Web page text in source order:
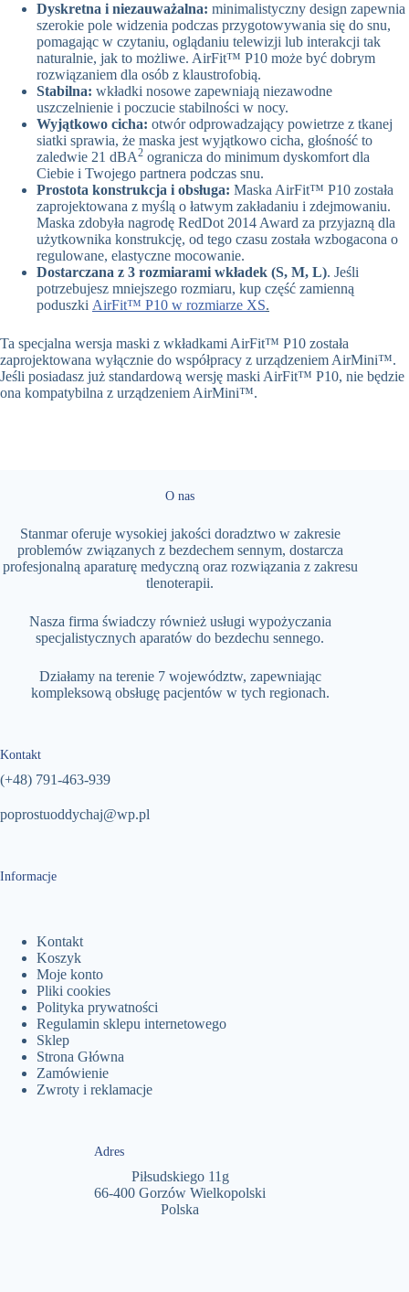
Dyskretna i niezauważalna: minimalistyczny design zapewnia
szerokie pole widzenia podczas przygotowywania się do snu,
pomagając w czytaniu, oglądaniu telewizji lub interakcji tak
naturalnie, jak to możliwe. AirFit™ P10 może być dobrym
rozwiązaniem dla osób z klaustrofobią.
Stabilna: wkładki nosowe zapewniają niezawodne
uszczelnienie i poczucie stabilności w nocy.
Wyjątkowo cicha: otwór odprowadzający powietrze z tkanej
siatki sprawia, że maska jest wyjątkowo cicha, głośność to
zaledwie 21 dBA2 ogranicza do minimum dyskomfort dla
Ciebie i Twojego partnera podczas snu.
Prostota konstrukcja i obsługa: Maska AirFit™ P10 została
zaprojektowana z myślą o łatwym zakładaniu i zdejmowaniu.
Maska zdobyła nagrodę RedDot 2014 Award za przyjazną dla
użytkownika konstrukcję, od tego czasu została wzbogacona o
regulowane, elastyczne mocowanie.
Dostarczana z 3 rozmiarami wkładek (S, M, L). Jeśli
potrzebujesz mniejszego rozmiaru, kup część zamienną
poduszki AirFit™ P10 w rozmiarze XS.
Ta specjalna wersja maski z wkładkami AirFit™ P10 została
zaprojektowana wyłącznie do współpracy z urządzeniem AirMini™.
Jeśli posiadasz już standardową wersję maski AirFit™ P10, nie będzie
ona kompatybilna z urządzeniem AirMini™.
O nas
Stanmar oferuje wysokiej jakości doradztwo w zakresie
problemów związanych z bezdechem sennym, dostarcza
profesjonalną aparaturę medyczną oraz rozwiązania z zakresu
tlenoterapii.
Nasza firma świadczy również usługi wypożyczania
specjalistycznych aparatów do bezdechu sennego.
Działamy na terenie 7 województw, zapewniając
kompleksową obsługę pacjentów w tych regionach.
Kontakt
(+48) 791-463-939
poprostuoddychaj@wp.pl
Informacje
Kontakt
Koszyk
Moje konto
Pliki cookies
Polityka prywatności
Regulamin sklepu internetowego
Sklep
Strona Główna
Zamówienie
Zwroty i reklamacje
Adres
Piłsudskiego 11g
66-400 Gorzów Wielkopolski
Polska